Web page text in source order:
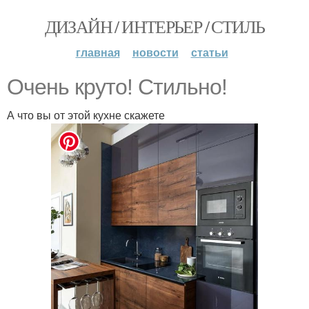
ДИЗАЙН / ИНТЕРЬЕР / СТИЛЬ
главная новости статьи
Очень круто! Стильно!
А что вы от этой кухне скажете